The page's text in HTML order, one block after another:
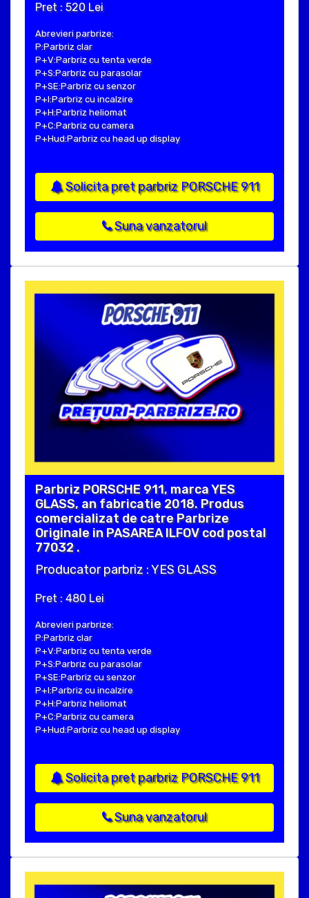
Pret : 520 Lei
Abrevieri parbrize:
P:Parbriz clar
P+V:Parbriz cu tenta verde
P+S:Parbriz cu parasolar
P+SE:Parbriz cu senzor
P+I:Parbriz cu incalzire
P+H:Parbriz heliomat
P+C:Parbriz cu camera
P+Hud:Parbriz cu head up display
Solicita pret parbriz PORSCHE 911
Suna vanzatorul
Parbriz PORSCHE 911, marca YES
GLASS, an fabricatie 2018. Produs
comercializat de catre Parbrize
Originale in PASAREA ILFOV cod postal
77032 .
Producator parbriz : YES GLASS
Pret : 480 Lei
Abrevieri parbrize:
P:Parbriz clar
P+V:Parbriz cu tenta verde
P+S:Parbriz cu parasolar
P+SE:Parbriz cu senzor
P+I:Parbriz cu incalzire
P+H:Parbriz heliomat
P+C:Parbriz cu camera
P+Hud:Parbriz cu head up display
Solicita pret parbriz PORSCHE 911
Suna vanzatorul